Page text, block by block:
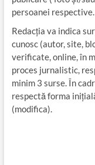
persoanei respective.
Redacția va indica
cunosc (autor, site,
verificate, online, în
proces jurnalistic,
minim 3 surse. În
respectă forma
(modifica).